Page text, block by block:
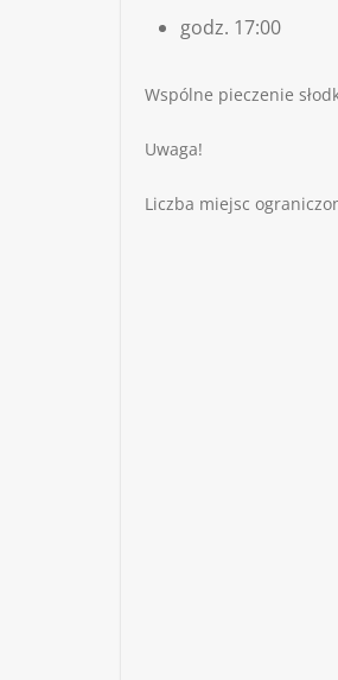
godz. 17:00
Wspólne pieczenie
Uwaga!
Liczba miejsc